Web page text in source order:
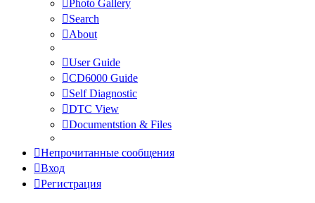
Photo Gallery
Search
About
User Guide
CD6000 Guide
Self Diagnostic
DTC View
Documentstion & Files
Непрочитанные сообщения
Вход
Регистрация